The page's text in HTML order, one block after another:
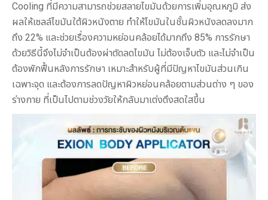
Cooling ที่มีความสามารถช่วยสลายไขมันด้วยการเพิ่มอุณหภูมิ ส่ง
ผลให้เซลล์ไขมันใต้ผิวหนังตาย ทำให้ไขมันในชั้นผิวหนังลดลงมาก
ถึง 22% และช่วยเรื่องความหย่อนคล้อยได้มากถึง 85% การรักษา
ด้วยวิธีนี้จึงไม่จำเป็นต้องผ่าตัดลดไขมัน ไม่ต้องเจ็บตัว และไม่จำเป็น
ต้องพักฟื้นหลังการรักษา เหมาะสำหรับผู้ที่มีปัญหาไขมันส่วนเกิน
เฉพาะจุด และต้องการลดปัญหาผิวหย่อนคล้อยตามส่วนต่าง ๆ ของ
ร่างกาย ที่เป็นไปตามช่วงวัยให้กลับมาเต่งตึงสดใสขึ้น